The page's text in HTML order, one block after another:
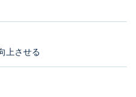
上させる